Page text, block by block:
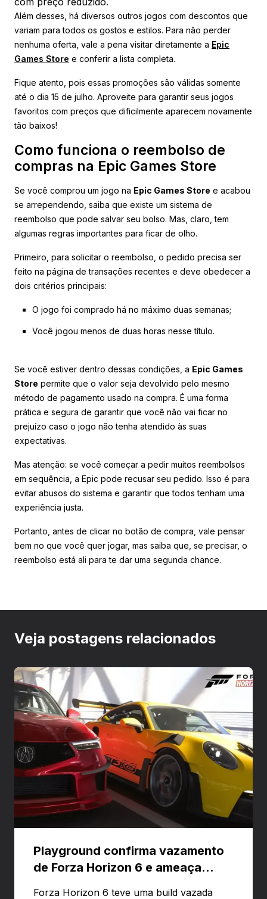
Além desses, há diversos outros jogos com descontos que
variam para todos os gostos e estilos. Para não perder
nenhuma oferta, vale a pena visitar diretamente a Epic
Games Store e conferir a lista completa.
Fique atento, pois essas promoções são válidas somente
até o dia 15 de julho. Aproveite para garantir seus jogos
favoritos com preços que dificilmente aparecem novamente
tão baixos!
Como funciona o reembolso de
compras na Epic Games Store
Se você comprou um jogo na Epic Games Store e acabou
se arrependendo, saiba que existe um sistema de
reembolso que pode salvar seu bolso. Mas, claro, tem
algumas regras importantes para ficar de olho.
Primeiro, para solicitar o reembolso, o pedido precisa ser
feito na página de transações recentes e deve obedecer a
dois critérios principais:
O jogo foi comprado há no máximo duas semanas;
Você jogou menos de duas horas nesse título.
Se você estiver dentro dessas condições, a Epic Games
Store permite que o valor seja devolvido pelo mesmo
método de pagamento usado na compra. É uma forma
prática e segura de garantir que você não vai ficar no
prejuízo caso o jogo não tenha atendido às suas
expectativas.
Mas atenção: se você começar a pedir muitos reembolsos
em sequência, a Epic pode recusar seu pedido. Isso é para
evitar abusos do sistema e garantir que todos tenham uma
experiência justa.
Portanto, antes de clicar no botão de compra, vale pensar
bem no que você quer jogar, mas saiba que, se precisar, o
reembolso está ali para te dar uma segunda chance.
Veja postagens relacionados
Playground confirma vazamento
de Forza Horizon 6 e ameaça
Forza Horizon 6 teve uma build vazada